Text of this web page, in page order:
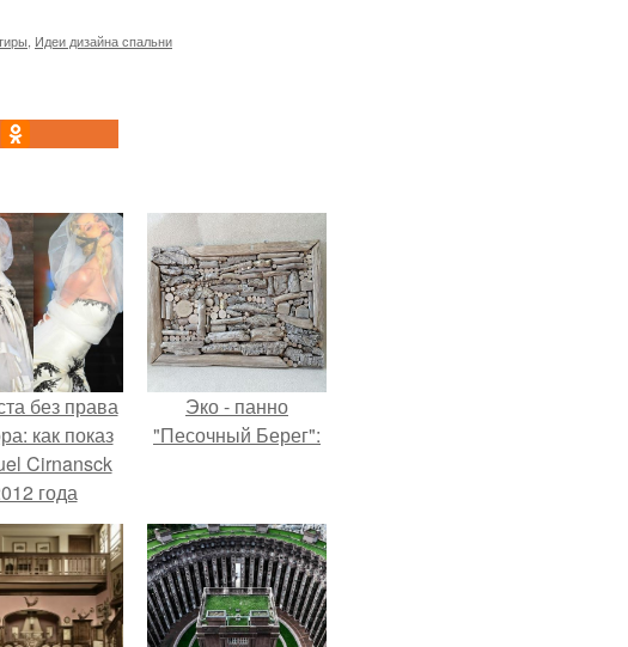
Идеи дизайна спальни
без права
как показ
Cirnansck
года
подиум
против
Эко - панно
"Песочный Берег":